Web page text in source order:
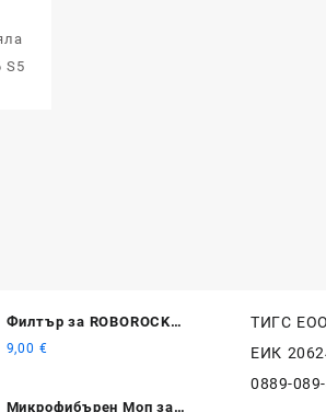
S5
Филтър за ROBOROCK
VACUUM CLEANER S4/ S5/
9,00 €
Микрофибърен Моп за
ТИГС
ЕИК
0889-